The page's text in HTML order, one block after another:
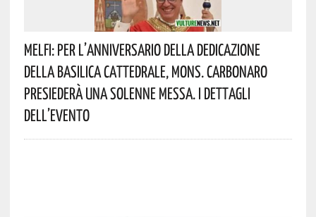
Melfi: Per L’anniversario Della Dedicazione
Della Basilica Cattedrale, Mons. Carbonaro
Presiederà Una Solenne Messa. I Dettagli
Dell’evento